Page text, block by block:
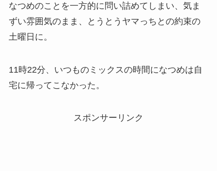
なつめのことを一方的に問い詰めてしまい、気ま
ずい雰囲気のまま、とうとうヤマっちとの約束の
土曜日に。
11時22分、いつものミックスの時間になつめは自
宅に帰ってこなかった。
スポンサーリンク